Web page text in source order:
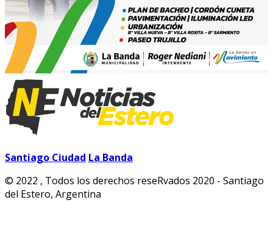
Santiago Ciudad La Banda
© 2022 , Todos los derechos reseRvados 2020 - Santiago
del Estero, Argentina